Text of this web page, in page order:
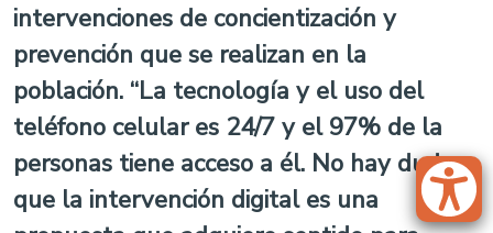
intervenciones de concientización y
prevención que se realizan en la
población. “La tecnología y el uso del
teléfono celular es 24/7 y el 97% de la
personas tiene acceso a él. No hay duda
que la intervención digital es una